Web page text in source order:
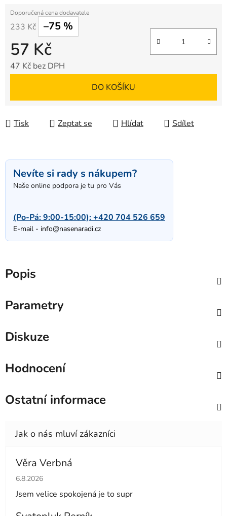
233 Kč –75 %
57 Kč
47 Kč bez DPH
DO KOŠÍKU
Tisk Zeptat se Hlídat Sdílet
Nevíte si rady s nákupem?
Naše online podpora je tu pro Vás
(Po-Pá: 9:00-15:00):+420 704 526 659
E-mail - info@nasenaradi.cz
Popis
Parametry
Diskuze
Hodnocení
Ostatní informace
Věra Verbná
Hodnocení obchodu je 5 z 5 hvězdiček.
6.8.2026
Jsem velice spokojená je to supr